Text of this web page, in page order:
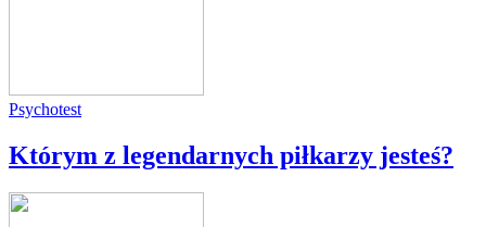
Psychotest
Którym z legendarnych piłkarzy jesteś?